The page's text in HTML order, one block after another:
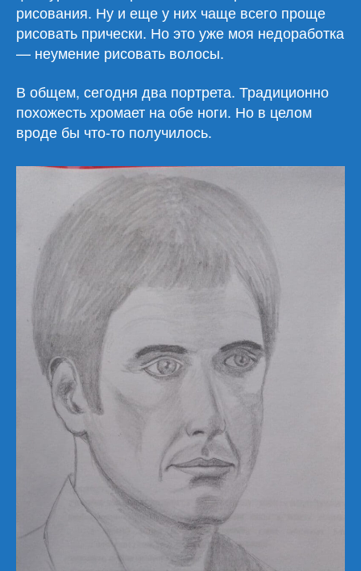
рисования. Ну и еще у них чаще всего проще
рисовать прически. Но это уже моя недоработка
— неумение рисовать волосы.
В общем, сегодня два портрета. Традиционно
похожесть хромает на обе ноги. Но в целом
вроде бы что-то получилось.